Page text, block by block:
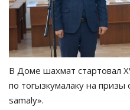
В Доме шахмат стартовал
по тогызкумалаку на призы
samaly».